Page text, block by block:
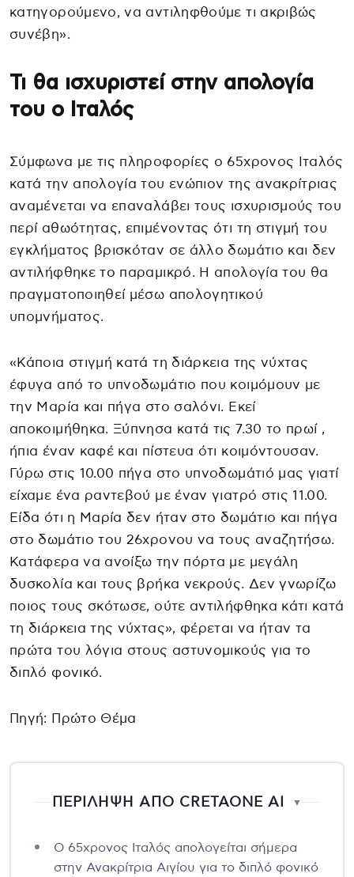
κατηγορούμενο, να αντιληφθούμε τι ακριβώς
συνέβη».
Τι θα ισχυριστεί στην απολογία
του ο Ιταλός
Σύμφωνα με τις πληροφορίες ο 65χρονος Ιταλός
κατά την απολογία του ενώπιον της ανακρίτριας
αναμένεται να επαναλάβει τους ισχυρισμούς του
περί αθωότητας, επιμένοντας ότι τη στιγμή του
εγκλήματος βρισκόταν σε άλλο δωμάτιο και δεν
αντιλήφθηκε το παραμικρό. Η απολογία του θα
πραγματοποιηθεί μέσω απολογητικού
υπομνήματος.
«Κάποια στιγμή κατά τη διάρκεια της νύχτας
έφυγα από το υπνοδωμάτιο που κοιμόμουν με
την Μαρία και πήγα στο σαλόνι. Εκεί
αποκοιμήθηκα. Ξύπνησα κατά τις 7.30 το πρωί ,
ήπια έναν καφέ και πίστευα ότι κοιμόντουσαν.
Γύρω στις 10.00 πήγα στο υπνοδωμάτιό μας γιατί
είχαμε ένα ραντεβού με έναν γιατρό στις 11.00.
Είδα ότι η Μαρία δεν ήταν στο δωμάτιο και πήγα
στο δωμάτιο του 26χρονου να τους αναζητήσω.
Κατάφερα να ανοίξω την πόρτα με μεγάλη
δυσκολία και τους βρήκα νεκρούς. Δεν γνωρίζω
ποιος τους σκότωσε, ούτε αντιλήφθηκα κάτι κατά
τη διάρκεια της νύχτας», φέρεται να ήταν τα
πρώτα του λόγια στους αστυνομικούς για το
διπλό φονικό.
Πηγή: Πρώτο Θέμα
ΠΕΡΙΛΗΨΗ ΑΠΟ CRETAONE AI ▼
Ο 65χρονος Ιταλός απολογείται σήμερα
στην Ανακρίτρια Αιγίου για το διπλό φονικό